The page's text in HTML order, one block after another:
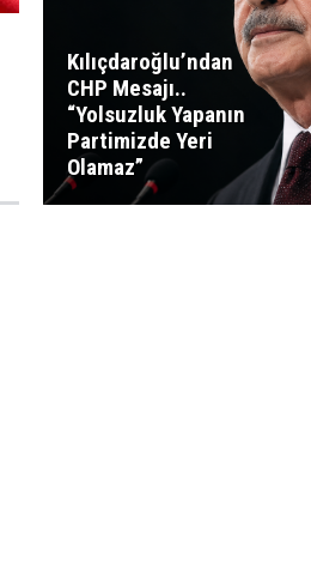
Kılıçdaroğlu’ndan
CHP Mesajı..
“Yolsuzluk Yapanın
Partimizde Yeri
Olamaz”